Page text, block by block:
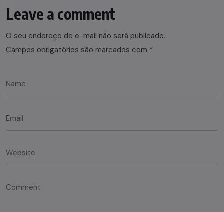
Leave a comment
O seu endereço de e-mail não será publicado.
Campos obrigatórios são marcados com *